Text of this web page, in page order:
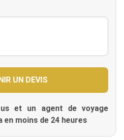
et un agent de voyage
en moins de 24 heures